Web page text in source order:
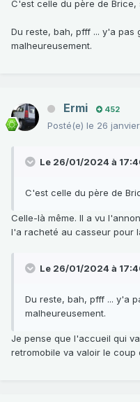
C'est celle du père de Brice,
Du reste, bah, pfff ... y'a
malheureusement.
Ermi 452
Posté(e) le 26
Le 26/01/2024 à
C'est celle du père de
Celle-là même. Il a vu
l'a racheté au casseur pour
Le 26/01/2024 à
Du reste, bah, pfff ... y'a
malheureusement.
Je pense que l'accueil qui
retromobile va valoir le